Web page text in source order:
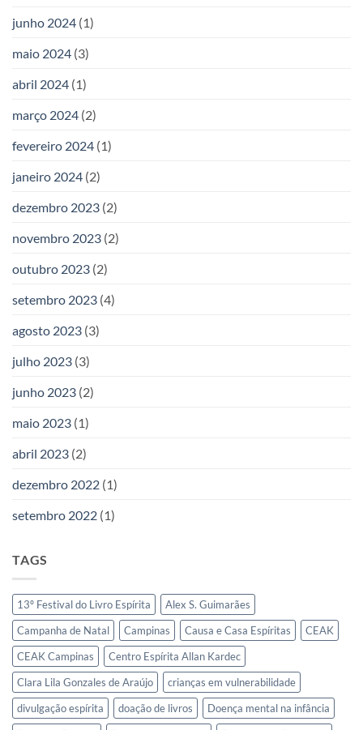
junho 2024 (1)
maio 2024 (3)
abril 2024 (1)
março 2024 (2)
fevereiro 2024 (1)
janeiro 2024 (2)
dezembro 2023 (2)
novembro 2023 (2)
outubro 2023 (2)
setembro 2023 (4)
agosto 2023 (3)
julho 2023 (3)
junho 2023 (2)
maio 2023 (1)
abril 2023 (2)
dezembro 2022 (1)
setembro 2022 (1)
TAGS
13º Festival do Livro Espírita
Alex S. Guimarães
Campanha de Natal
Campinas Causa e Casa Espíritas
CEAK
CEAK Campinas
Centro Espírita Allan Kardec
Clara Lila Gonzales de Araújo
crianças em vulnerabilidade
divulgação espírita
doação de livros
Doença mental na infância